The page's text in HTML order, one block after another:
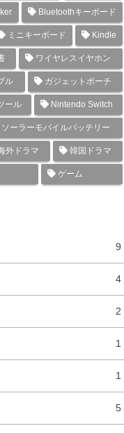
Bluetoothキーボード
ミニキーボード Kindle
ワイヤレスイヤホン
ル ガジェットポーチ
ール Nintendo Switch
ソーラーモバイルバッテリー
外ドラマ 韓国ドラマ
ゲーム
9
4
2
1
1
5